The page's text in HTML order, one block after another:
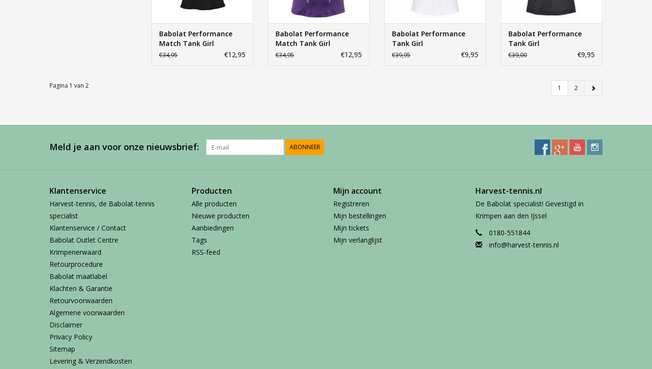
Babolat Performance
Match Tank Girl
€34,95 €12,95
Babolat Performance
Match Tank Girl
€34,95 €12,95
Babolat Performance
Tank Girl
€39,95 €9,95
Babolat Performance
Tank Girl
€39,00 €9,95
Pagina 1 van 2 1 2
Meld je aan voor onze nieuwsbrief: ABONNEER
Klantenservice
Harvest-tennis, de Babolat-tennis
specialist
Klantenservice / Contact
Babolat Outlet Centre
Krimpenerwaard
Retourprocedure
Babolat maatlabel
Klachten & Garantie
Retourvoorwaarden
Algemene voorwaarden
Disclaimer
Privacy Policy
Sitemap
Levering & Verzendkosten
Producten
Alle producten
Nieuwe producten
Aanbiedingen
Tags
RSS-feed
Mijn account
Registreren
Mijn bestellingen
Mijn tickets
Mijn verlanglijst
Harvest-tennis.nl
De Babolat specialist! Gevestigd in
Krimpen aan den IJssel
0180-551844
info@harvest-tennis.nl